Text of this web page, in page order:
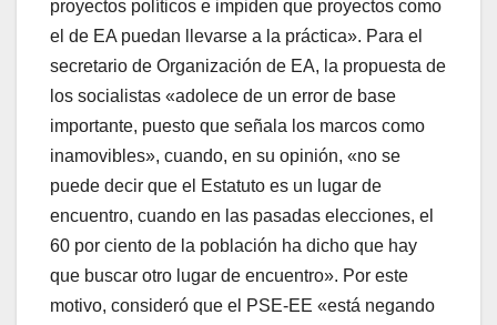
proyectos polí­ticos e impiden que proyectos como
el de EA puedan llevarse a la práctica». Para el
secretario de Organización de EA, la propuesta de
los socialistas «adolece de un error de base
importante, puesto que señala los marcos como
inamovibles», cuando, en su opinión, «no se
puede decir que el Estatuto es un lugar de
encuentro, cuando en las pasadas elecciones, el
60 por ciento de la población ha dicho que hay
que buscar otro lugar de encuentro». Por este
motivo, consideró que el PSE-EE «está negando